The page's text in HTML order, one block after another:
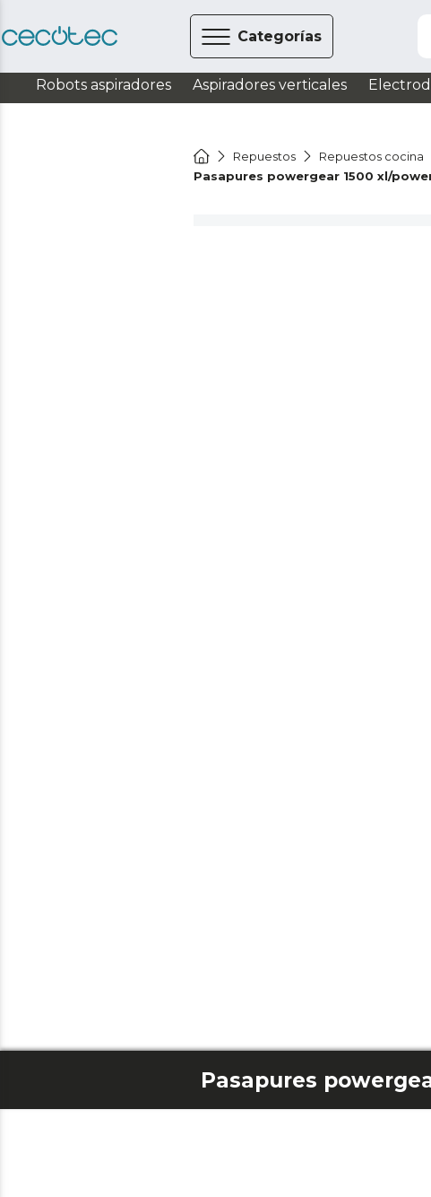
Categorías
Robots aspiradores Aspiradores verticales
Repuestos Repuestos cocina
Pasapures powergear 1500 xl/